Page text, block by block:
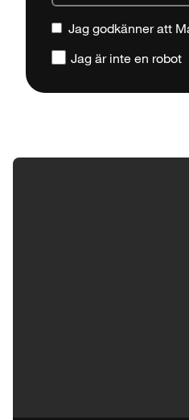
Jag godkänner att
Jag är inte en robot